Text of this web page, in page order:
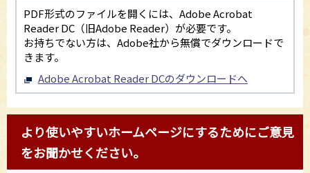
PDF形式のファイルを開くには、Adobe Acrobat
Reader DC（旧Adobe Reader）が必要です。
お持ちでない方は、Adobe社から無償でダウンロードで
きます。
Adobe Acrobat Reader DCのダウンロードへ
より使いやすいホームページにするためにご意見
をお聞かせください。